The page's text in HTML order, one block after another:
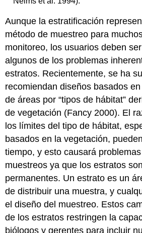
Aunque la estratificación
método de muestreo para
monitoreo, los usuarios deben
algunos de los problemas
estratos. Recientemente, se ha
recomiendan diseños basados
de áreas por “tipos de hábitat”
de vegetación (Fancy 2000). El
los límites del tipo de hábitat,
basados en la vegetación,
tiempo, y esto causará
muestreos ya que los estratos
permanentes. Un estrato es un
de distribuir una muestra, y
el diseño del muestreo. Estos
de los estratos restringen la
biólogos y gerentes para incluir